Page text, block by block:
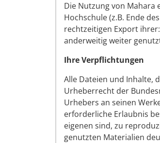
Die Nutzung von Mahara
Hochschule (z.B. Ende
rechtzeitigen Export
anderweitig weiter
Ihre Verpflichtungen
Alle Dateien und Inhalte,
Urheberrecht der
Urhebers an seinen
erforderliche Erlaubnis
eigenen sind, zu
genutzten Materialien